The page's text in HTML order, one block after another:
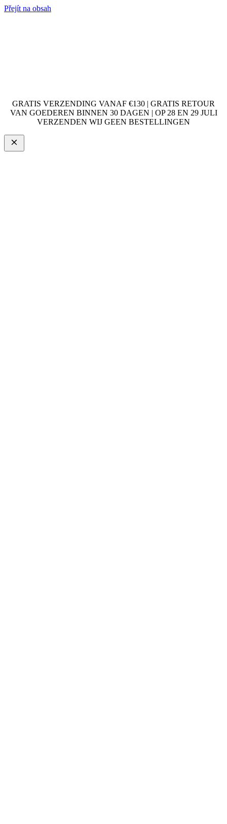
Přejít na obsah
GRATIS VERZENDING VANAF €130 | GRATIS RETOUR
VAN GOEDEREN BINNEN 30 DAGEN | OP 28 EN 29 JULI
VERZENDEN WIJ GEEN BESTELLINGEN